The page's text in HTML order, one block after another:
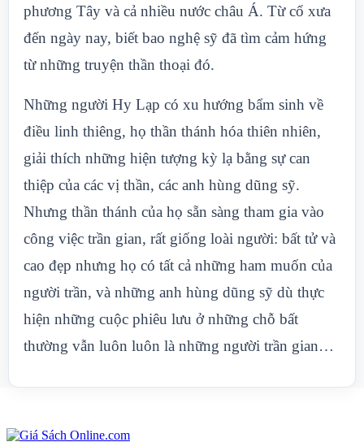
phương Tây và cả nhiều nước châu Á. Từ cổ xưa
đến ngày nay, biết bao nghệ sỹ đã tìm cảm hứng
từ những truyện thần thoại đó.
Những người Hy Lạp có xu hướng bẩm sinh về
điều linh thiêng, họ thần thánh hóa thiên nhiên,
giải thích những hiện tượng kỳ lạ bằng sự can
thiệp của các vị thần, các anh hùng dũng sỹ.
Nhưng thần thánh của họ sẵn sàng tham gia vào
công việc trần gian, rất giống loài người: bất tử và
cao đẹp nhưng họ có tất cả những ham muốn của
người trần, và những anh hùng dũng sỹ dù thực
hiện những cuộc phiêu lưu ở những chỗ bất
thường vẫn luôn luôn là những người trần gian…